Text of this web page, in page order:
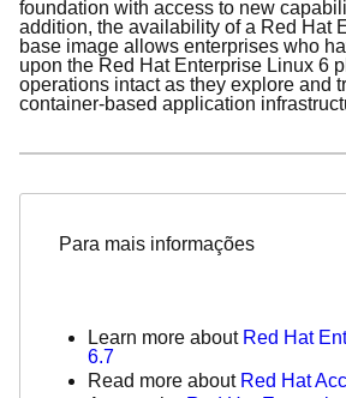
foundation with access to new
addition, the availability of a Red Hat
base image allows enterprises who
upon the Red Hat Enterprise Linux 6
operations intact as they explore and
container-based application
Para mais informações
Learn more about Red Hat
6.7
Read more about Red Hat